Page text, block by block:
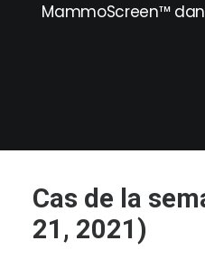
MammoScreen™
Cas de la
21, 2021)